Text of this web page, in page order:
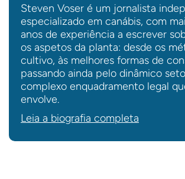
Steven Voser é um jornalista
especializado em canábis, com
anos de experiência a escrever
os aspetos da planta: desde os
cultivo, às melhores formas de
passando ainda pelo dinâmico
complexo enquadramento legal
envolve.
Leia a biografia completa